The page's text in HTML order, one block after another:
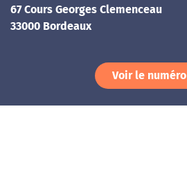
67 Cours Georges Clemenceau
33000 Bordeaux
Voir le numéro